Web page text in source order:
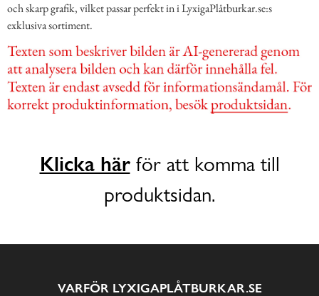
och skarp grafik, vilket passar perfekt in i LyxigaPlåtburkar.se:s
exklusiva sortiment.
Klicka härför att komma till
produktsidan.
VARFÖR LYXIGAPLÅTBURKAR.SE